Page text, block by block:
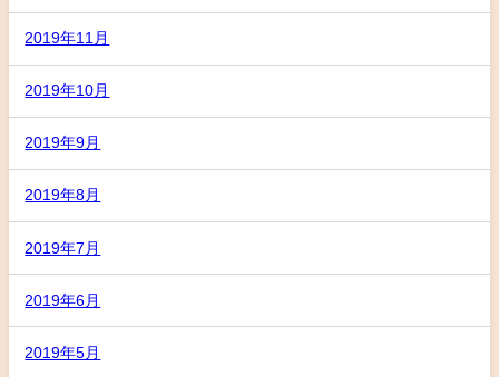
2019年11月
2019年10月
2019年9月
2019年8月
2019年7月
2019年6月
2019年5月